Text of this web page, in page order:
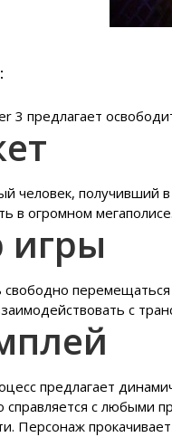
3 предлагает
человек, получивший в
в огромном
перемещаться
с
предлагает
справляется с любыми
Персонаж